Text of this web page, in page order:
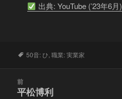
出典: YouTube (’23年6月)
タ
50音: ひ,職業: 実業家
前
前
平松博利